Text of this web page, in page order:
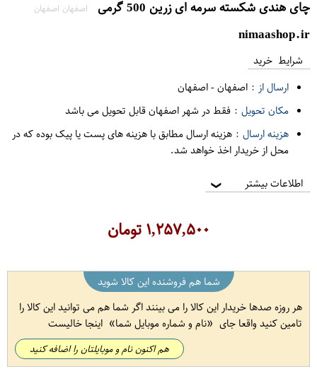
چای هندی شکسته سرمه ای زرین 500 گرمی اصفهان اصفهان
nimaashop.ir
شرایط خرید
ارسال از : اصفهان-اصفهان
مکان تحویل : فقط در شهر اصفهان قابل تحویل می باشد
هزینه ارسال : هزینه ارسال مطابق با هزینه های پست یا پیک بوده که در
محل از خریدار اخذ خواهد شد.
اطلاعات بیشتر ❯
۱,۲۵۷,۵۰۰تومان
شما هم فروشنده این کالا شوید
هر روزه صدها خریدار این کالا را می بینند اگر شما هم می توانید این کالا را
تامین کنید واقعا جای
نام و شماره موبایل شما اینجا خالیست
هم اکنون نام و موبایلتان را اضافه کنید